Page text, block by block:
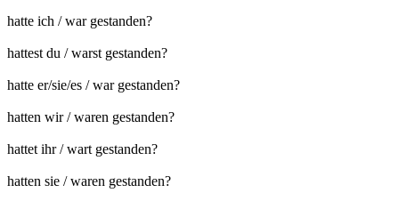
hatte ich / war gestanden?
hattest du / warst gestanden?
hatte er/sie/es / war gestanden?
hatten wir / waren gestanden?
hattet ihr / wart gestanden?
hatten sie / waren gestanden?